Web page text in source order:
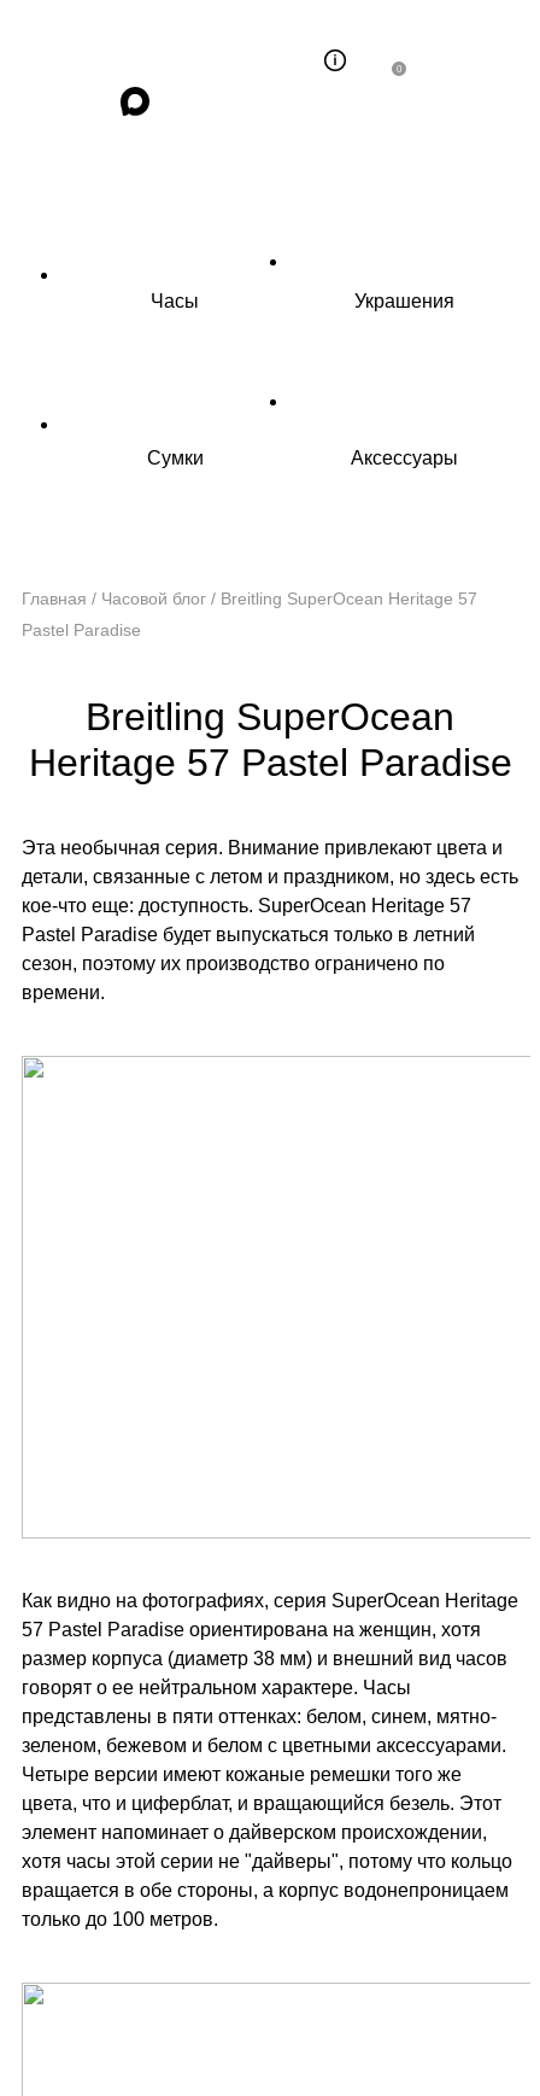
0
Часы Украшения
Сумки Аксессуары
Главная / Часовой блог / Breitling SuperOcean Heritage 57
Pastel Paradise
Breitling SuperOcean
Heritage 57 Pastel Paradise
Эта необычная серия. Внимание привлекают цвета и
детали, связанные с летом и праздником, но здесь есть
кое-что еще: доступность. SuperOcean Heritage 57
Pastel Paradise будет выпускаться только в летний
сезон, поэтому их производство ограничено по
времени.
Как видно на фотографиях, серия SuperOcean Heritage
57 Pastel Paradise ориентирована на женщин, хотя
размер корпуса (диаметр 38 мм) и внешний вид часов
говорят о ее нейтральном характере. Часы
представлены в пяти оттенках: белом, синем, мятно-
зеленом, бежевом и белом с цветными аксессуарами.
Четыре версии имеют кожаные ремешки того же
цвета, что и циферблат, и вращающийся безель. Этот
элемент напоминает о дайверском происхождении,
хотя часы этой серии не "дайверы", потому что кольцо
вращается в обе стороны, а корпус водонепроницаем
только до 100 метров.